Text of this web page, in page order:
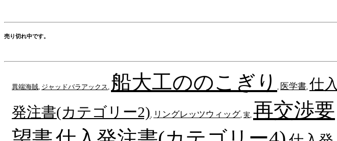
売り切れ中です。
異端海賊 ジャッドバラアックス 船大工ののこぎり 医学書 仕入
発注書(カテゴリー2) リングレッツウィッグ 実 再交渉要